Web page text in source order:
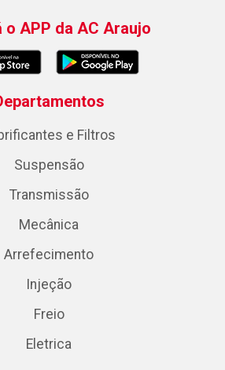
o APP da AC Araujo
e Filtros
Suspensão
Transmissão
Mecânica
Arrefecimento
Injeção
Freio
Eletrica